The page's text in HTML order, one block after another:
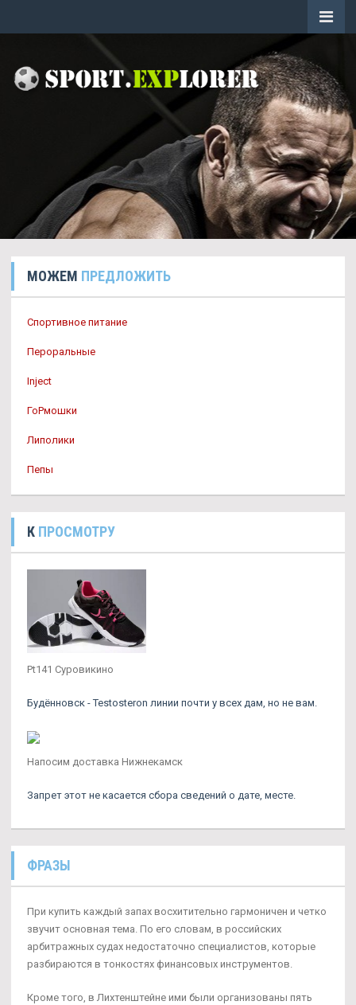
МОЖЕМ ПРЕДЛОЖИТЬ
Спортивное питание
Пероральные
Inject
ГоРмошки
Липолики
Пепы
К ПРОСМОТРУ
Pt141 Суровикино
Будённовск - Testosteron линии почти у всех дам, но не вам.
Напосим доставка Нижнекамск
Запрет этот не касается сбора сведений о дате, месте.
ФРАЗЫ
При купить каждый запах восхитительно гармоничен и четко
звучит основная тема. По его словам, в российских
арбитражных судах недостаточно специалистов, которые
разбираются в тонкостях финансовых инструментов.
Кроме того, в Лихтенштейне ими были организованы пять